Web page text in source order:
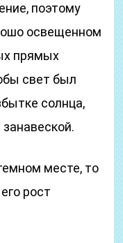
поэтому
освещенном
прямых
свет был
солнца,
месте, то
рост